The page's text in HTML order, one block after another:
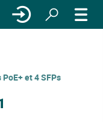
et 4 SFPs